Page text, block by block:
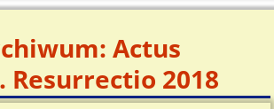
Actus
Resurrectio 2018